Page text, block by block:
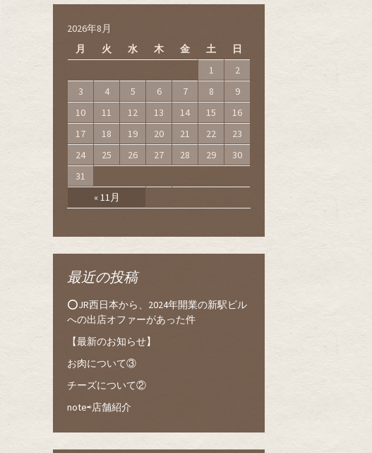
2026年8月
月
火 水 木 金 土 日
« 11月
1
2
3
4 5 6 7 8
9
10
11 12 13 14 15
16
17
18 19 20 21 22
23
24
25 26 27 28 29
30
31
最近の投稿
⭕️JR西日本から、2024年開業の新駅ビル
への出店オファーがあった件
【最新のお知らせ】
お肉について③
チーズについて②
note⇨店舗紹介